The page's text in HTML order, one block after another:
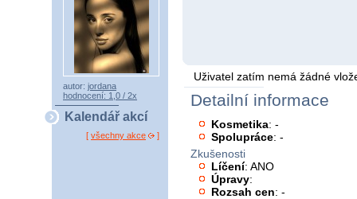
autor: jordana
hodnocení: 1,0 / 2x
Kalendář akcí
[ všechny akce ]
Uživatel zatím nemá žádné
Detailní informace
Kosmetika: -
Spolupráce: -
Zkušenosti
Líčení: ANO
Úpravy:
Rozsah cen: -